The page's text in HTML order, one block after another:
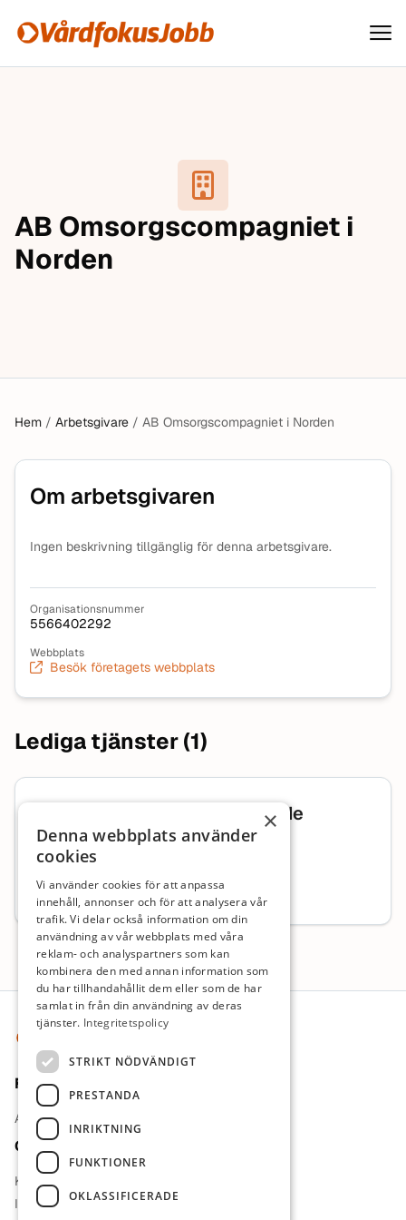
Hoppa till innehåll
Vårdfokusjobb
AB Omsorgscompagniet i
Norden
Hem / Arbetsgivare / AB Omsorgscompagniet i Norden
Om arbetsgivaren
Ingen beskrivning tillgänglig för denna arbetsgivare.
Organisationsnummer
5566402292
Webbplats
Besök företagets webbplats
Lediga tjänster (1)
Verksamhetschef LSS-boende
Verksamhetschef, hälso- och sjukvård
Stockholms län
Heltid Sök senast: 24 augusti 2026
Sidfot
För jobbsökande
Arbetsgivare
Om oss
Kontakt
Integritetspolicy
×
Denna webbplats använder
cookies
Vi använder cookies för att anpassa
innehåll, annonser och för att analysera vår
trafik. Vi delar också information om din
användning av vår webbplats med våra
reklam- och analyspartners som kan
kombinera den med annan information som
du har tillhandahållit dem eller som de har
samlat in från din användning av deras
tjänster. Integritetspolicy
STRIKT NÖDVÄNDIGT
PRESTANDA
INRIKTNING
FUNKTIONER
OKLASSIFICERADE